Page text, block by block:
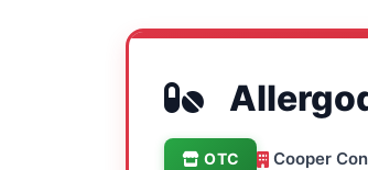
OTC Cooper